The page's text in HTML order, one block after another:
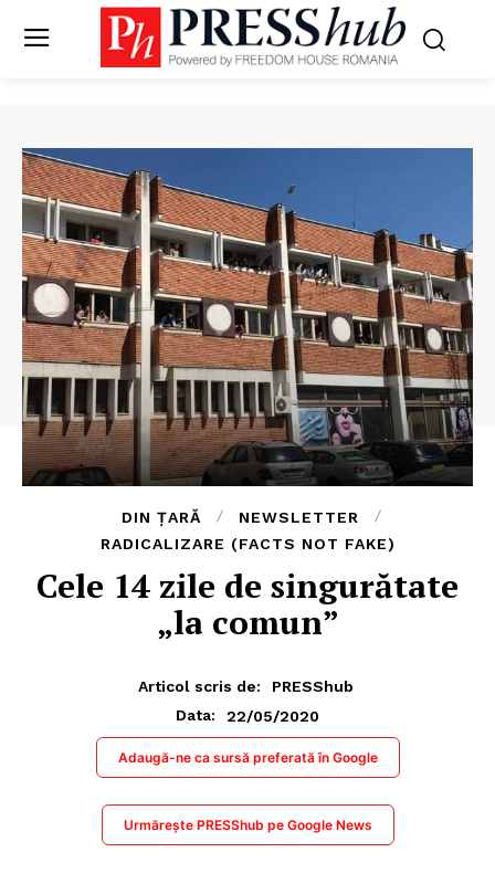
DIN ȚARĂ
NEWSLETTER
RADICALIZARE (FACTS NOT FAKE)
Cele 14 zile de singurătate
„la comun”
Articol scris de:
PRESShub
Data:
22/05/2020
Adaugă-ne ca sursă preferată în Google
Urmărește PRESShub pe Google News